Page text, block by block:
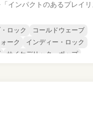
インパクトのあるプレイ
ロック
コールドウェーブ
ーク
インディー・ロック
サイケデリック・ポップ